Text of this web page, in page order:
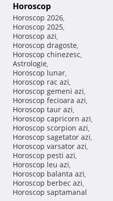
Horoscop
Horoscop 2026,
Horoscop 2025,
Horoscop azi,
Horoscop dragoste,
Horoscop chinezesc,
Astrologie,
Horoscop lunar,
Horoscop rac azi,
Horoscop gemeni azi,
Horoscop fecioara azi,
Horoscop taur azi,
Horoscop capricorn azi,
Horoscop scorpion azi,
Horoscop sagetator azi,
Horoscop varsator azi,
Horoscop pesti azi,
Horoscop leu azi,
Horoscop balanta azi,
Horoscop berbec azi,
Horoscop saptamanal